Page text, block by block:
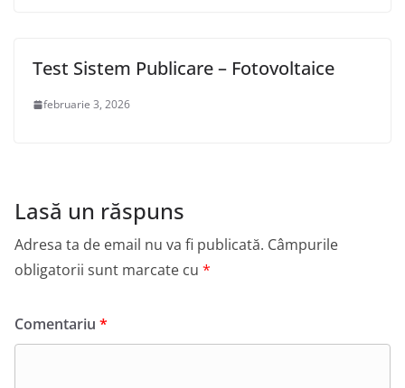
Test Sistem Publicare – Fotovoltaice
februarie 3, 2026
Lasă un răspuns
Adresa ta de email nu va fi publicată. Câmpurile
obligatorii sunt marcate cu *
Comentariu *